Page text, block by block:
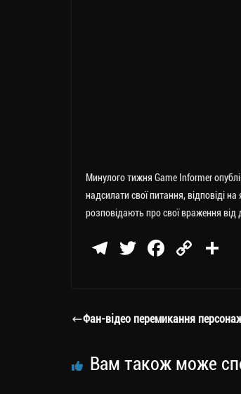
Минулого тижня Game Informer
надсилати свої питання, відповіді
розповідають про свої враження від
Te
a
T
er
Fa
ok
C
Li
Фан-відео перемикання
Вам також може